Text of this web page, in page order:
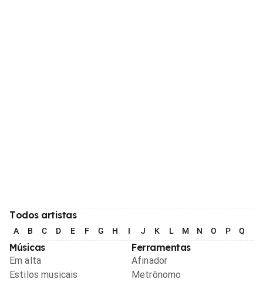
Todos artistas
A B C D E F G H I J K L M N O P Q
Músicas
Em alta
Estilos musicais
Ferramentas
Afinador
Metrônomo